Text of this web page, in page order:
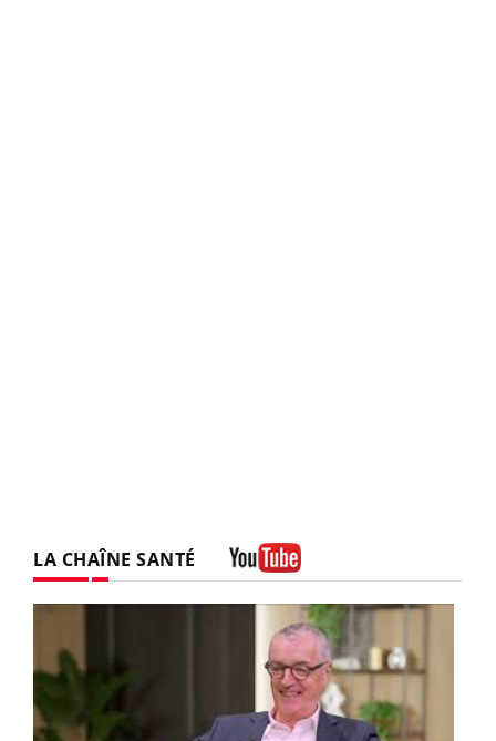
LA CHAÎNE SANTÉ